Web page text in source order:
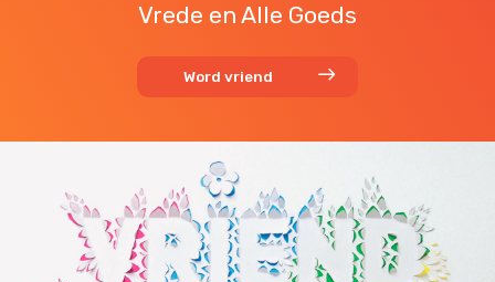
Vrede en Alle Goeds
Word vriend